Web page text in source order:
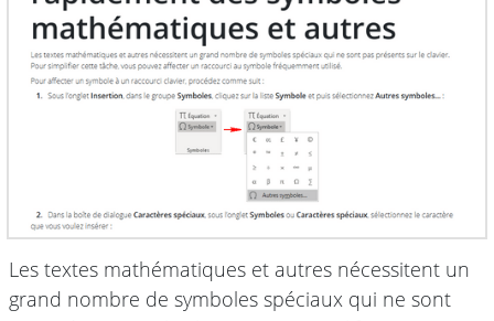
Les textes mathématiques et autres nécessitent un
grand nombre de symboles spéciaux qui ne sont